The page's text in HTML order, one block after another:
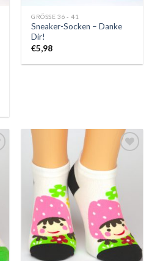
GRÖSSE 36 - 41
Sneaker-Socken – Danke
Dir!
€5,98
Wunschliste